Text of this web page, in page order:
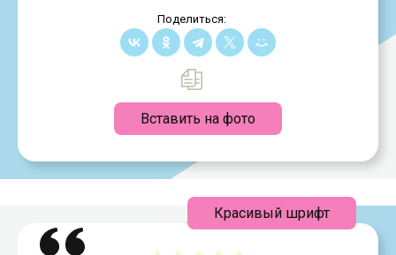
Поделиться:
Вставить на фото
Красивый шрифт